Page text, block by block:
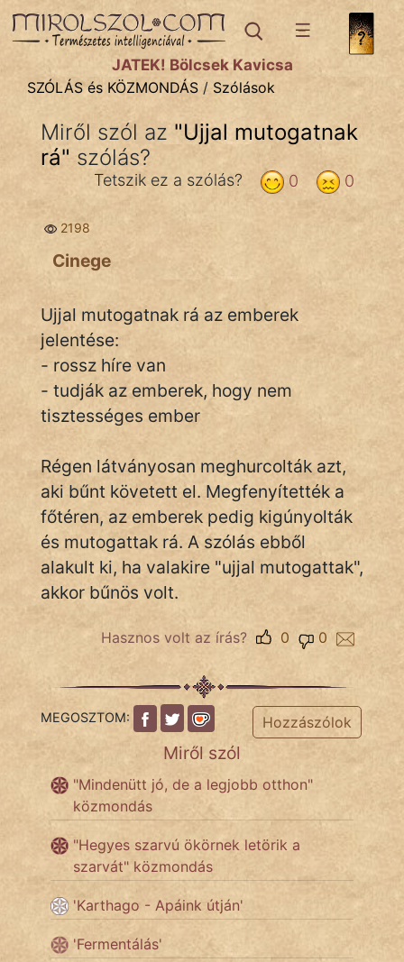
SZÓLÁS ÉS KÖZMONDÁStémák:
Bibliai
Közmondások
Szállóigék
Szóláscsoportok
Szólások
Tréfás
IRODALOM
SZÓLÁS
És
KÖZMONDÁS
PSZICHO
ÉLETMÓD
És
TÖRTÉNELEM
Népszerű szerzőink:
cinege
fantom
JÁTÉK! Bölcsek Kavicsa
SZÓLÁS és KÖZMONDÁS / Szólások
Miről szól az "Ujjal mutogatnak
rá" szólás?
0
0
Tetszik ez a szólás?
2198
Cinege
Ujjal mutogatnak rá az emberek
jelentése:
- rossz híre van
- tudják az emberek, hogy nem
tisztességes ember
Régen látványosan meghurcolták azt,
aki bűnt követett el. Megfenyítették a
főtéren, az emberek pedig kigúnyolták
és mutogattak rá. A szólás ebből
alakult ki, ha valakire "ujjal mutogattak",
akkor bűnös volt.
Hasznos volt az írás? 0
0
MEGOSZTOM: Hozzászólok
Miről szól
"Mindenütt jó, de a legjobb otthon"
közmondás
"Hegyes szarvú ökörnek letörik a
szarvát" közmondás
'Karthago - Apáink útján'
'Fermentálás'